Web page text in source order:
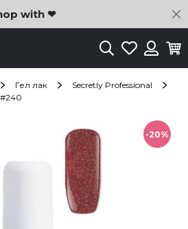
with ❤
ТърсенеЛюбими
Гел лак
Secretly Professional
-20%